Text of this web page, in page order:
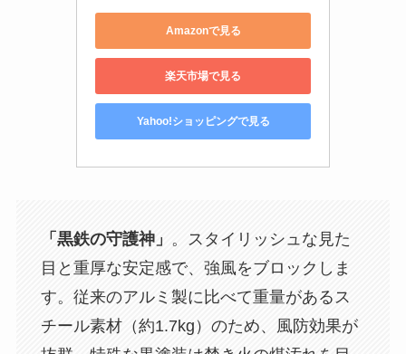
Amazonで見る
楽天市場で見る
Yahoo!ショッピングで見る
「黒鉄の守護神」 。スタイリッシュな見た
目と重厚な安定感で、強風をブロックしま
す。従来のアルミ製に比べて重量があるス
チール素材（約1.7kg）のため、風防効果が